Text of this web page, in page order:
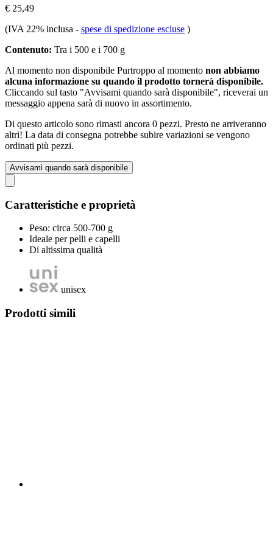
€ 25,49
(IVA 22% inclusa - spese di spedizione escluse )
Contenuto: Tra i 500 e i 700 g
Al momento non disponibile Purtroppo al momento non abbiamo
alcuna informazione su quando il prodotto tornerà disponibile.
Cliccando sul tasto "Avvisami quando sarà disponibile", riceverai un
messaggio appena sarà di nuovo in assortimento.
Di questo articolo sono rimasti ancora 0 pezzi. Presto ne arriveranno
altri! La data di consegna potrebbe subire variazioni se vengono
ordinati più pezzi.
Avvisami quando sarà disponibile
Caratteristiche e proprietà
Peso: circa 500-700 g
Ideale per pelli e capelli
Di altissima qualità
unisex
Prodotti simili